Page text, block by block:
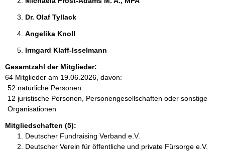
Dr. Olaf Tyllack
Angelika Knoll
Irmgard Klaff-Isselmann
Gesamtzahl der Mitglieder:
64 Mitglieder am 19.06.2026, davon:
52 natürliche Personen
12 juristische Personen, Personengesellschaften oder sonstige
Organisationen
Mitgliedschaften (5):
Deutscher Fundraising Verband e.V.
Deutscher Verein für öffentliche und private Fürsorge e.V.